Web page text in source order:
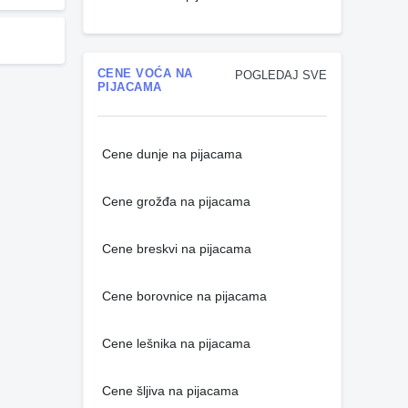
POGLEDAJ SVE
CENE VOĆA NA
PIJACAMA
Cene dunje na pijacama
Cene grožđa na pijacama
Cene breskvi na pijacama
Cene borovnice na pijacama
Cene lešnika na pijacama
Cene šljiva na pijacama